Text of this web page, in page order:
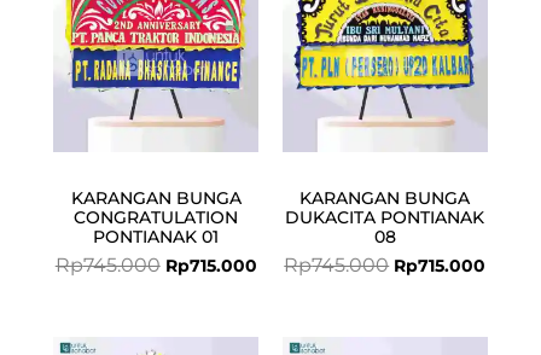
KARANGAN BUNGA
CONGRATULATION
PONTIANAK 01
Rp745.000 Rp715.000
KARANGAN BUNGA
DUKACITA PONTIANAK
08
Rp745.000 Rp715.000